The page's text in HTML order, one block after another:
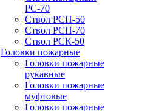
РС-70
Ствол РСП-50
Ствол РСП-70
Ствол РСК-50
Головки пожарные
Головки пожарные
рукавные
Головки пожарные
муфтовые
Головки пожарные